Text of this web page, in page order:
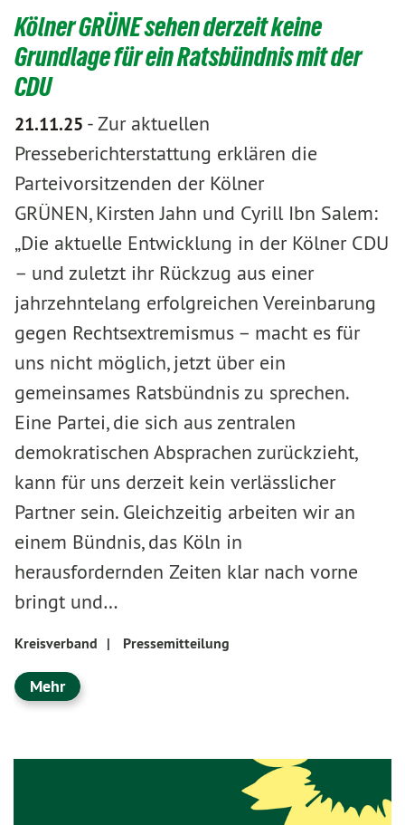
Kölner GRÜNE sehen derzeit keine
Grundlage für ein Ratsbündnis mit der
CDU
21.11.25 -Zur aktuellen
Presseberichterstattung erklären die
Parteivorsitzenden der Kölner
GRÜNEN, Kirsten Jahn und Cyrill Ibn Salem:
„Die aktuelle Entwicklung in der Kölner CDU
– und zuletzt ihr Rückzug aus einer
jahrzehntelang erfolgreichen Vereinbarung
gegen Rechtsextremismus – macht es für
uns nicht möglich, jetzt über ein
gemeinsames Ratsbündnis zu sprechen.
Eine Partei, die sich aus zentralen
demokratischen Absprachen zurückzieht,
kann für uns derzeit kein verlässlicher
Partner sein. Gleichzeitig arbeiten wir an
einem Bündnis, das Köln in
herausfordernden Zeiten klar nach vorne
bringt und…
Kreisverband | Pressemitteilung
Mehr